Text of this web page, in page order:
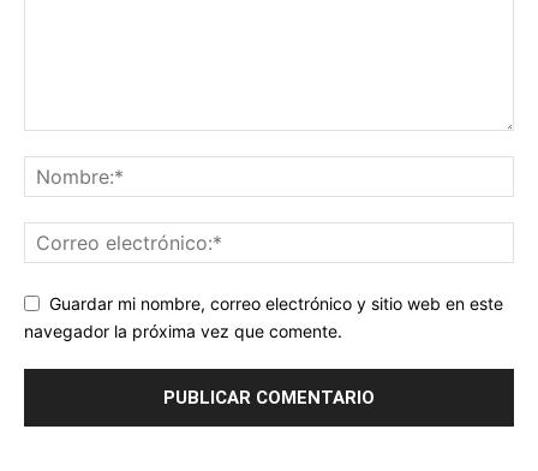
Guardar mi nombre, correo electrónico y sitio web en este
navegador la próxima vez que comente.